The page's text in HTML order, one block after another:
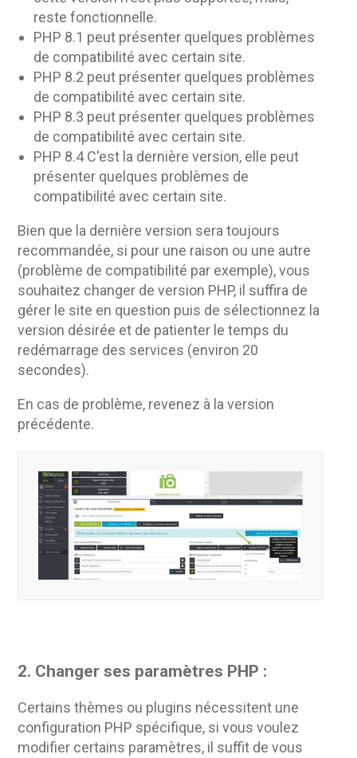
reste fonctionnelle.
PHP 8.1 peut présenter quelques problèmes
de compatibilité avec certain site.
PHP 8.2 peut présenter quelques problèmes
de compatibilité avec certain site.
PHP 8.3 peut présenter quelques problèmes
de compatibilité avec certain site.
PHP 8.4 C'est la dernière version, elle peut
présenter quelques problèmes de
compatibilité avec certain site.
Bien que la dernière version sera toujours
recommandée, si pour une raison ou une autre
(problème de compatibilité par exemple), vous
souhaitez changer de version PHP, il suffira de
gérer le site en question puis de sélectionnez la
version désirée et de patienter le temps du
redémarrage des services (environ 20
secondes).
En cas de problème, revenez à la version
précédente.
2. Changer ses paramètres PHP :
Certains thèmes ou plugins nécessitent une
configuration PHP spécifique, si vous voulez
modifier certains paramètres, il suffit de vous